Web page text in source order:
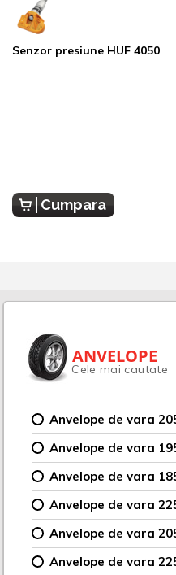
Senzor presiune HUF 4050
Cumpara
ANVELOPE
Cele mai cautate
Anvelope de vara
Anvelope de vara
Anvelope de vara
Anvelope de vara
Anvelope de vara
Anvelope de vara